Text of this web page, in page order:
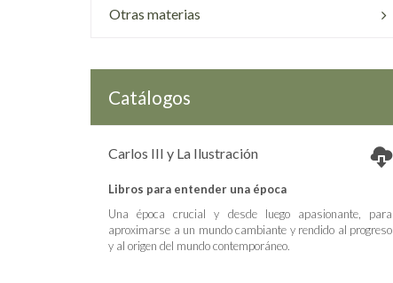
Otras materias
Catálogos
Carlos III y La Ilustración
Libros para entender una época
Una época crucial y desde luego apasionante, para
aproximarse a un mundo cambiante y rendido al progreso
y al origen del mundo contemporáneo.